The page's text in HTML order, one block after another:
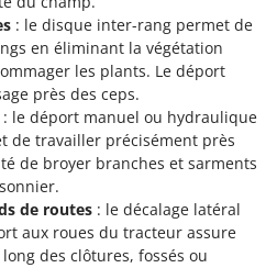
: le disque inter-rang permet de
en éliminant la végétation
les plants. Le déport
près des ceps.
: le déport manuel ou hydraulique
de travailler précisément près
de broyer branches et sarments
de routes : le décalage latéral
aux roues du tracteur assure
des clôtures, fossés ou